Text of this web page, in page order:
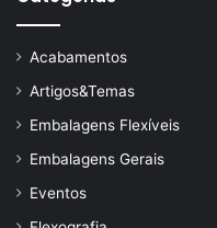
Acabamentos
Artigos&Temas
Embalagens Flexíveis
Embalagens Gerais
Eventos